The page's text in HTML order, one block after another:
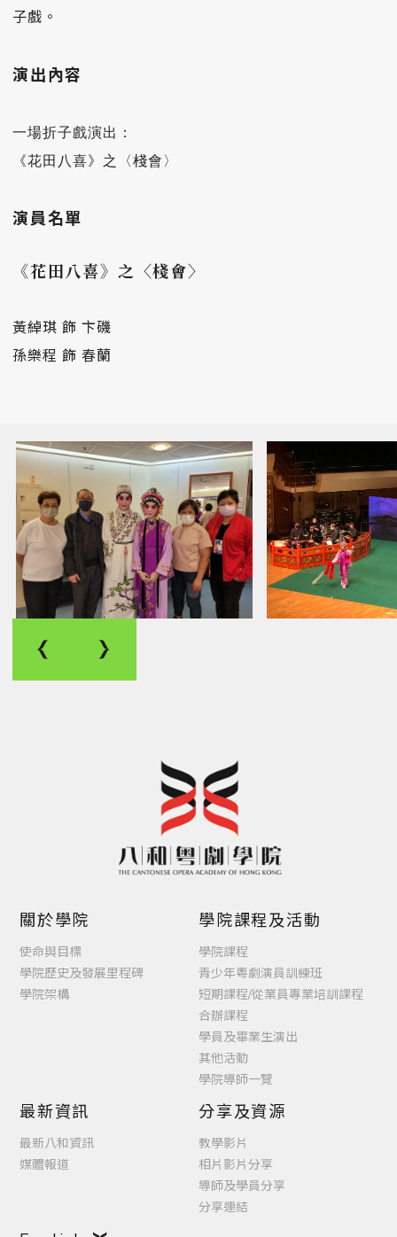
子戲。
演出內容
一場折子戲演出：
演員名單
《花田八喜》之〈棧會〉
黃綽琪 飾 卞磯
孫樂程 飾 春蘭
關於學院
使命與目標
學院歷史及發展里程碑
學院架構
學院課程及活動
學院課程
青少年粵劇演員訓練班
短期課程/從業員專業培訓課程
合辦課程
學員及畢業生演出
其他活動
學院導師一覽
最新資訊
最新八和資訊
媒體報道
分享及資源
教學影片
相片影片分享
導師及學員分享
分享連結